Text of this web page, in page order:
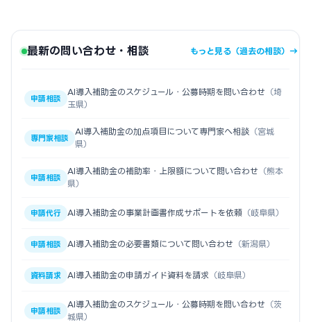
最新の問い合わせ・相談 もっと見る（過去の相談）→
申請相談
AI導入補助金のスケジュール・公募時期を問い合わせ （埼
玉県）
専門家相談
AI導入補助金の加点項目について専門家へ相談 （宮城
県）
申請相談
AI導入補助金の補助率・上限額について問い合わせ （熊本
県）
申請代行 AI導入補助金の事業計画書作成サポートを依頼 （岐阜県）
申請相談 AI導入補助金の必要書類について問い合わせ （新潟県）
資料請求 AI導入補助金の申請ガイド資料を請求 （岐阜県）
申請相談
AI導入補助金のスケジュール・公募時期を問い合わせ （茨
城県）